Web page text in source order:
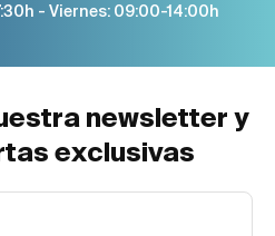
- Viernes: 09:00-14:00h
newsletter y
exclusivas